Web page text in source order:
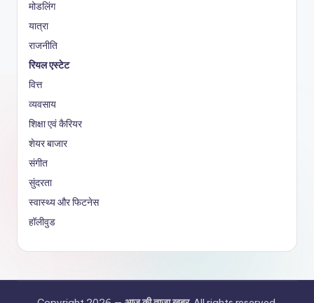
मोडलिंग
यात्रा
राजनीति
रियल एस्टेट
वित्त
व्यवसाय
शिक्षा एवं कैरियर
शेयर बाजार
संगीत
सुंदरता
स्वास्थ्य और फिटनेस
हॉलीवुड